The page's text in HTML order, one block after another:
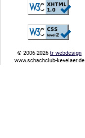
© 2006-2026 tr webdesign
www.schachclub-kevelaer.de